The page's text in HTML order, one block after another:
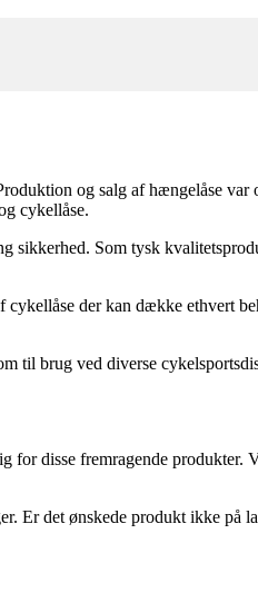
og salg af hængelåse
cykellåse.
Som tysk
der kan dække ethvert
til brug ved diverse
disse fremragende
det ønskede produkt ikke på